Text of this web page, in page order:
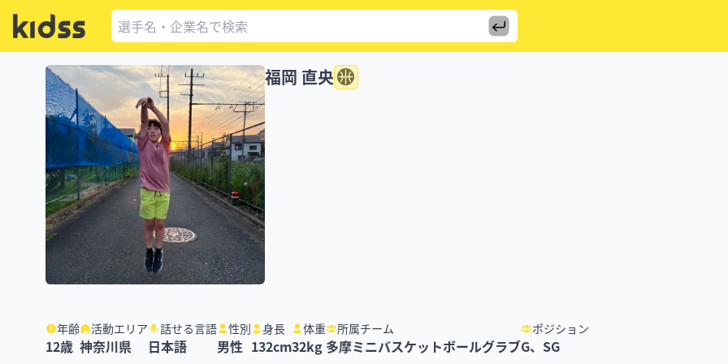
福岡 直央
年齢
12歳
活動エリア
神奈川県
話せる言語
日本語
性別
男性
身長
132cm
体重
32kg
所属チーム
多摩ミニバスケットボールグラブ
ポジション
G、SG